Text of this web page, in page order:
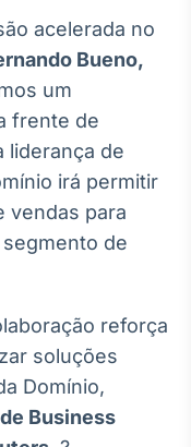
de
acelerada no
Bueno,
um
frente de
liderança de
irá permitir
vendas para
de
reforça
soluções
Domínio,
Business